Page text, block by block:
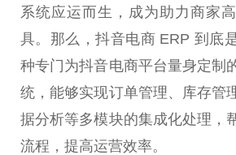
系统应运而生，成为助力商家
具。那么，抖音电商 ERP 到底
种专门为抖音电商平台量身定制
统，能够实现订单管理、库存管
据分析等多模块的集成化处理，
流程，提高运营效率。